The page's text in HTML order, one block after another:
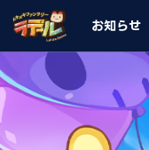
お知らせ